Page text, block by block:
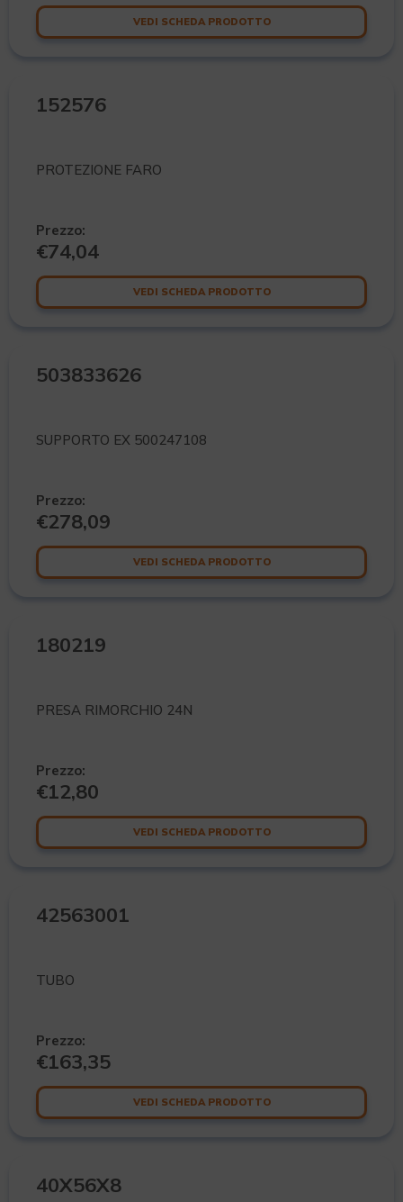
VEDI SCHEDA PRODOTTO
152576
PROTEZIONE FARO
Prezzo:
€74,04
VEDI SCHEDA PRODOTTO
503833626
SUPPORTO EX 500247108
Prezzo:
€278,09
VEDI SCHEDA PRODOTTO
180219
PRESA RIMORCHIO 24N
Prezzo:
€12,80
VEDI SCHEDA PRODOTTO
42563001
TUBO
Prezzo:
€163,35
VEDI SCHEDA PRODOTTO
40X56X8